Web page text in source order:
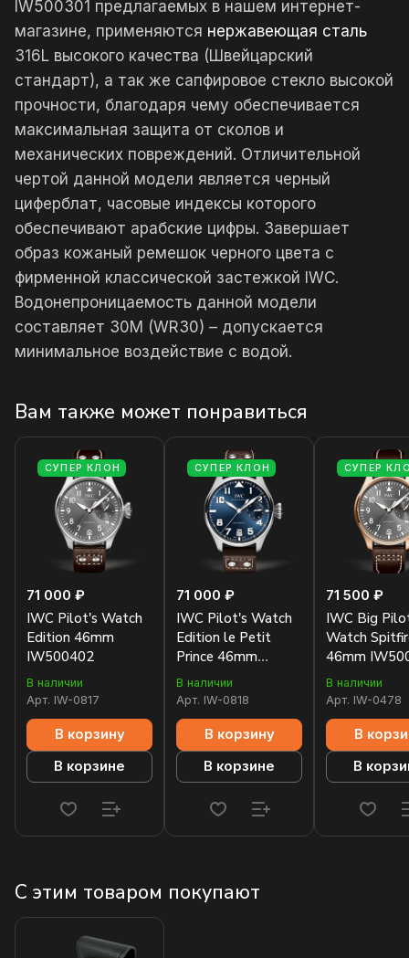
IW500301 предлагаемых в нашем интернет-
магазине, применяются нержавеющая сталь
316L высокого качества (Швейцарский
стандарт), а так же сапфировое стекло высокой
прочности, благодаря чему обеспечивается
максимальная защита от сколов и
механических повреждений. Отличительной
чертой данной модели является черный
циферблат, часовые индексы которого
обеспечивают арабские цифры. Завершает
образ кожаный ремешок черного цвета с
фирменной классической застежкой IWC.
Водонепроницаемость данной модели
составляет 30М (WR30) – допускается
минимальное воздействие с водой.
Вам также может понравиться
СУПЕР КЛОН
71 000 ₽
IWC Pilot's Watch
Edition 46mm
IW500402
В наличии
Арт. IW-0817
В корзину
В корзине
СУПЕР КЛОН
71 000 ₽
IWC Pilot's Watch
Edition le Petit
Prince 46mm
IW500908
В наличии
Арт. IW-0818
В корзину
В корзине
СУПЕР
71 500 ₽
IWC Big
Watch
46mm
В наличии
Арт. IW-0478
В
В
С этим товаром покупают